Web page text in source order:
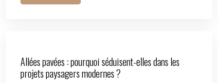
Allées pavées : pourquoi séduisent-elles dans les
projets paysagers modernes ?